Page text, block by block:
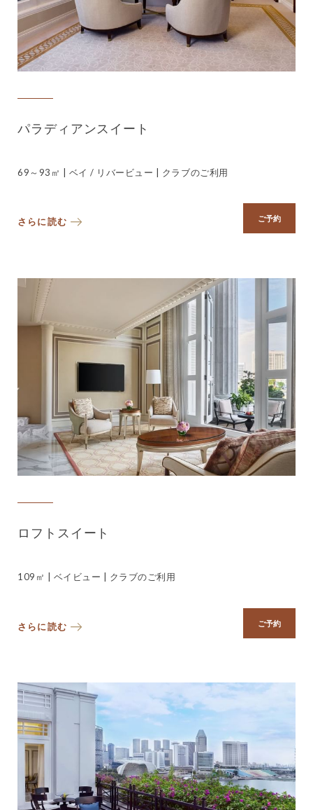
パラディアンスイート
69～93㎡ | ベイ / リバービュー | クラブのご利用
さらに読む ご予約
ロフトスイート
109㎡ | ベイビュー | クラブのご利用
さらに読む ご予約